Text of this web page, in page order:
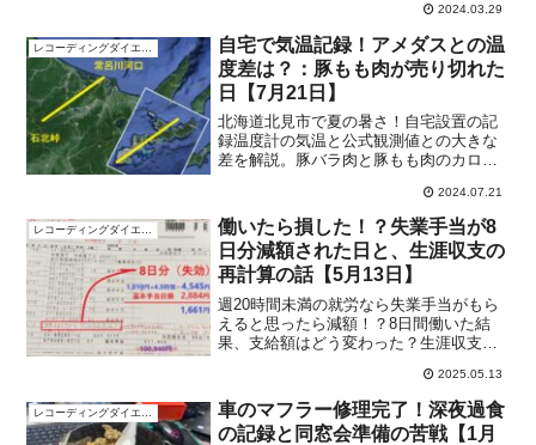
と財務の一歩を踏み出しましょう。2024.03.29
レコーディングダイエット
自宅で気温記録！アメダスとの温
度差は？：豚もも肉が売り切れた
日【7月21日】
北海道北見市で夏の暑さ！自宅設置の記
録温度計の気温と公式観測値との大きな
差を解説。豚バラ肉と豚もも肉のカロリ
2024.07.21
レコーディングダイエット
働いたら損した！？失業手当が8
日分減額された日と、生涯収支の
再計算の話【5月13日】
週20時間未満の就労なら失業手当がもら
えると思ったら減額！？8日間働いた結
果、支給額はどう変わった？生涯収支の
2025.05.13
レコーディングダイエット
車のマフラー修理完了！深夜過食
の記録と同窓会準備の苦戦【1月